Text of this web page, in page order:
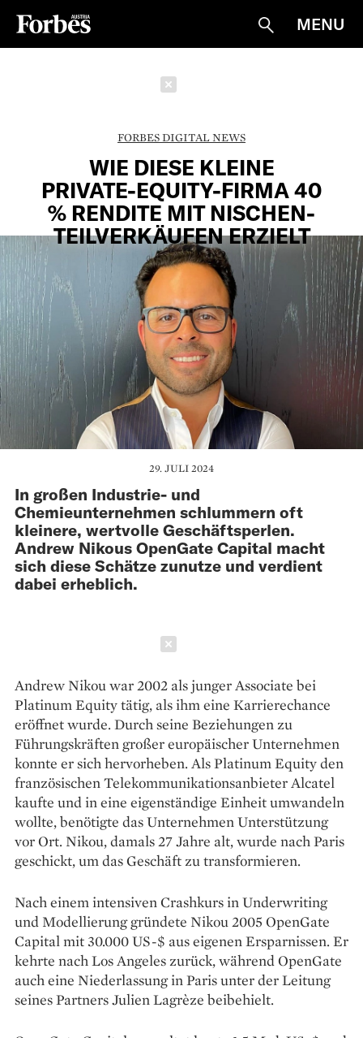
Suche
MENU
FORBES DIGITAL NEWS
WIE DIESE KLEINE
PRIVATE-EQUITY-FIRMA 40
% RENDITE MIT NISCHEN-
TEILVERKÄUFEN ERZIELT
29. JULI 2024
In großen Industrie- und
Chemieunternehmen schlummern oft
kleinere, wertvolle Geschäftsperlen.
Andrew Nikous OpenGate Capital macht
sich diese Schätze zunutze und verdient
dabei erheblich.
Andrew Nikou war 2002 als junger Associate bei
Platinum Equity tätig, als ihm eine Karrierechance
eröffnet wurde. Durch seine Beziehungen zu
Führungskräften großer europäischer Unternehmen
konnte er sich hervorheben. Als Platinum Equity den
französischen Telekommunikationsanbieter Alcatel
kaufte und in eine eigenständige Einheit umwandeln
wollte, benötigte das Unternehmen Unterstützung
vor Ort. Nikou, damals 27 Jahre alt, wurde nach Paris
geschickt, um das Geschäft zu transformieren.
Nach einem intensiven Crashkurs in Underwriting
und Modellierung gründete Nikou 2005 OpenGate
Capital mit 30.000 US-$ aus eigenen Ersparnissen. Er
kehrte nach Los Angeles zurück, während OpenGate
auch eine Niederlassung in Paris unter der Leitung
seines Partners Julien Lagrèze beibehielt.